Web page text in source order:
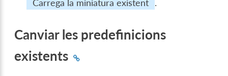
Carrega la miniatura existent
.
Canviar les predefinicions
existents